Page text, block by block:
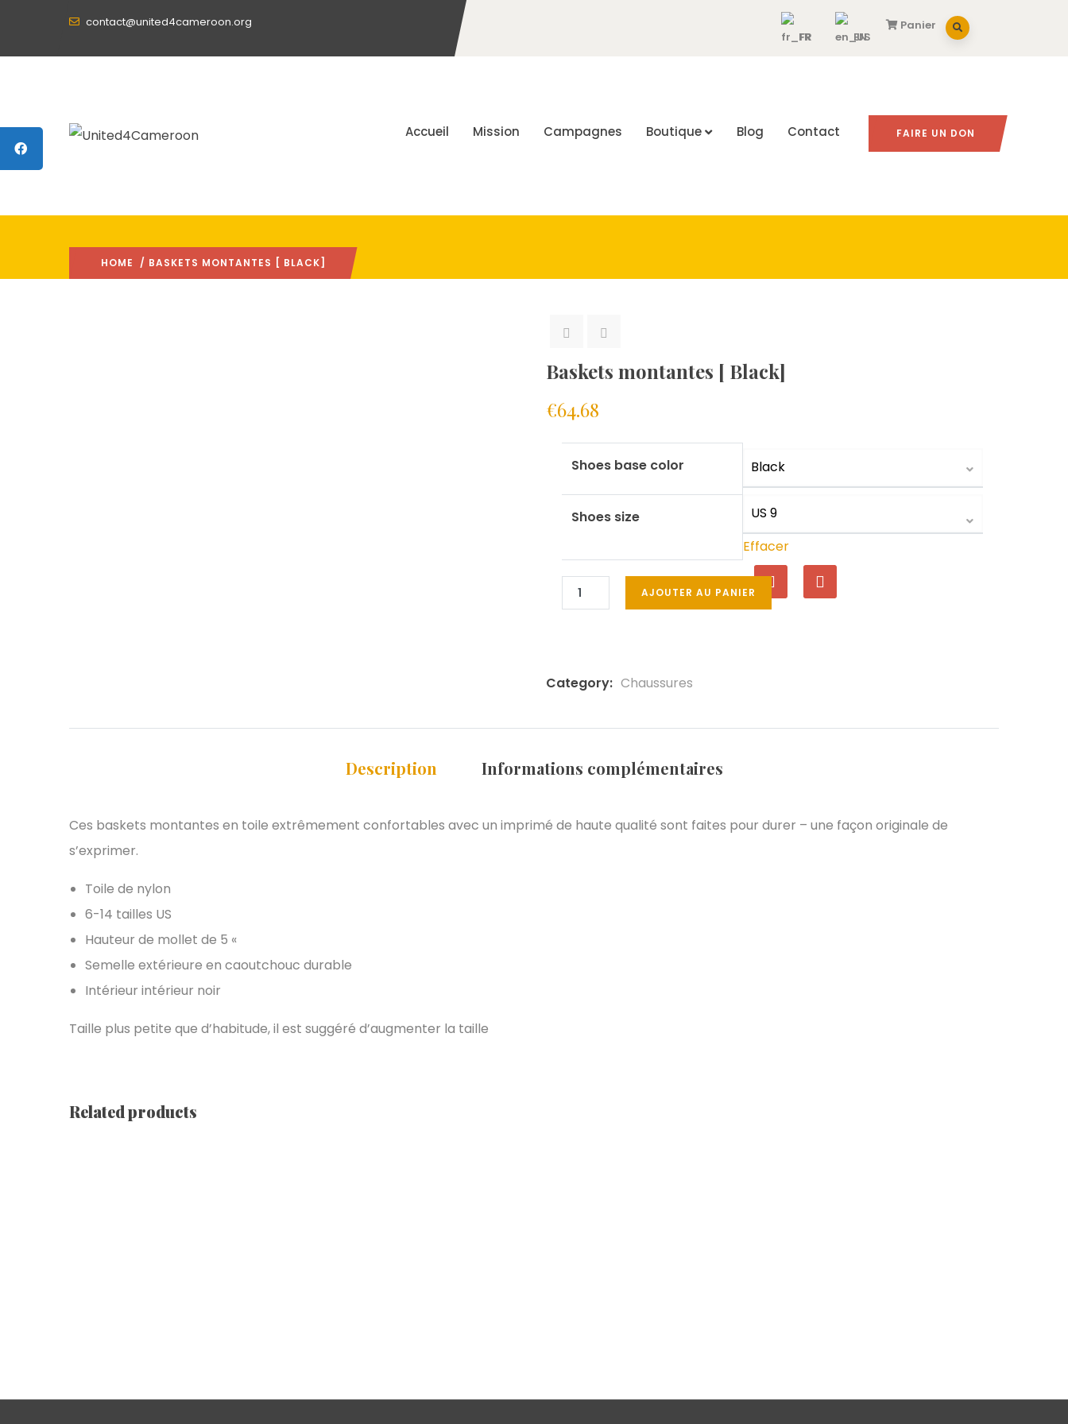
contact@united4cameroon.org
FR
EN
Panier
Accueil Mission Campagnes Boutique Blog Contact FAIRE UN DON
HOME / BASKETS MONTANTES [ BLACK]
Baskets montantes [ Black]
€64.68
Shoes base color
Shoes size
Effacer
AJOUTER AU PANIER
Category: Chaussures
Description Informations complémentaires
Ces baskets montantes en toile extrêmement confortables avec un imprimé de haute qualité sont faites pour durer – une façon originale de
s’exprimer.
Toile de nylon
6-14 tailles US
Hauteur de mollet de 5 «
Semelle extérieure en caoutchouc durable
Intérieur intérieur noir
Taille plus petite que d’habitude, il est suggéré d’augmenter la taille
Related products
Tongs Unisexes [ White ]